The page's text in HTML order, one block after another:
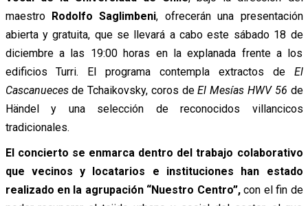
maestro Rodolfo Saglimbeni, ofrecerán una presentación
abierta y gratuita, que se llevará a cabo este sábado 18 de
diciembre a las 19:00 horas en la explanada frente a los
edificios Turri. El programa contempla extractos de El
Cascanuecesde Tchaikovsky, coros deEl Mesías HWV 56 de
Händel y una selección de reconocidos villancicos
tradicionales.
El concierto se enmarca dentro del trabajo colaborativo
que vecinos y locatarios e instituciones han estado
realizado en la agrupación “Nuestro Centro”,con el fin de